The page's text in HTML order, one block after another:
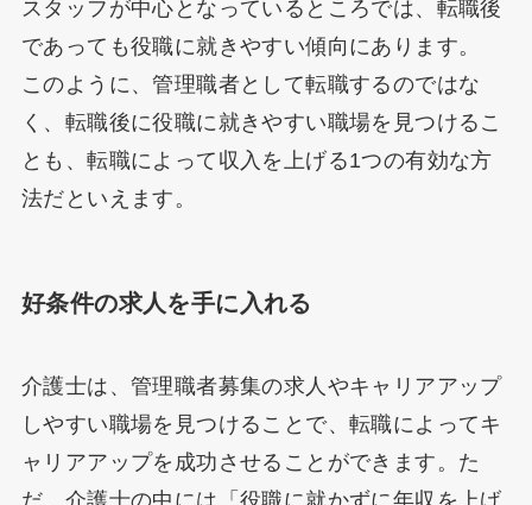
スタッフが中心となっているところでは、転職後
であっても役職に就きやすい傾向にあります。
このように、管理職者として転職するのではな
く、転職後に役職に就きやすい職場を見つけるこ
とも、転職によって収入を上げる1つの有効な方
法だといえます。
好条件の求人を手に入れる
介護士は、管理職者募集の求人やキャリアアップ
しやすい職場を見つけることで、転職によってキ
ャリアアップを成功させることができます。た
だ、介護士の中には「役職に就かずに年収を上げ